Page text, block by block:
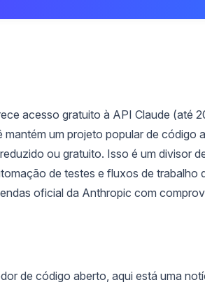
acesso gratuito à API Claude (até
um projeto popular de código
ou gratuito. Isso é um divisor
de testes e fluxos de
oficial da Anthropic com
de código aberto, aqui está uma